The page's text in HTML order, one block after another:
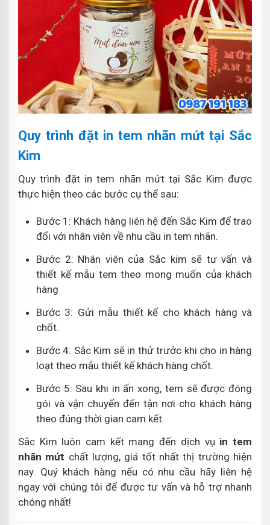
Quy trình đặt in tem nhãn mứt tại Sắc
Kim
Quy trình đặt in tem nhãn mứt tại Sắc Kim được
thực hiện theo các bước cụ thể sau:
Bước 1: Khách hàng liên hệ đến Sắc Kim để trao
đổi với nhân viên về nhu cầu in tem nhãn.
Bước 2: Nhân viên của Sắc kim sẽ tư vấn và
thiết kế mẫu tem theo mong muốn của khách
hàng
Bước 3: Gửi mẫu thiết kế cho khách hàng và
chốt.
Bước 4: Sắc Kim sẽ in thử trước khi cho in hàng
loạt theo mẫu thiết kế khách hàng chốt.
Bước 5: Sau khi in ấn xong, tem sẽ được đóng
gói và vận chuyển đến tận nơi cho khách hàng
theo đúng thời gian cam kết.
Sắc Kim luôn cam kết mang đến dịch vụ in tem
nhãn mứt chất lượng, giá tốt nhất thị trường hiện
nay. Quý khách hàng nếu có nhu cầu hãy liên hệ
ngay với chúng tôi để được tư vấn và hỗ trợ nhanh
chóng nhất!